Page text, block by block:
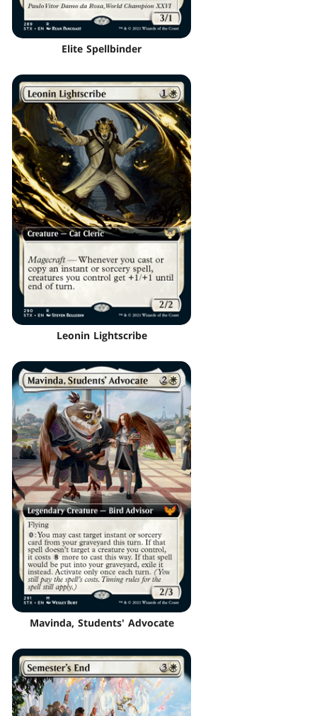
Elite Spellbinder
Leonin Lightscribe
Mavinda, Students' Advocate